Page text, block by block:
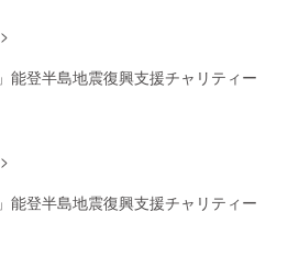
>
能登半島地震復興支援チャリティー
>
能登半島地震復興支援チャリティー